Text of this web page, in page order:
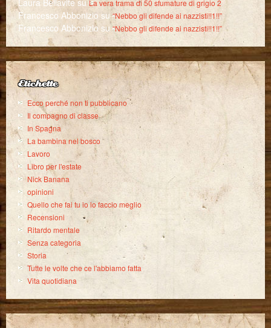
La vera trama di 50 sfumature di grigio 2
Francesco Abbonizio su“Nebbo gli difende ai nazzisti!!1!!”
Francesco Abbonizio su“Nebbo gli difende ai nazzisti!!1!!”
Etichette
Ecco perché non ti pubblicano
Il compagno di classe
In Spagna
La bambina nel bosco
Lavoro
Libro per l'estate
Nick Banana
opinioni
Quello che fai tu io lo faccio meglio
Recensioni
Ritardo mentale
Senza categoria
Storia
Tutte le volte che ce l'abbiamo fatta
Vita quotidiana